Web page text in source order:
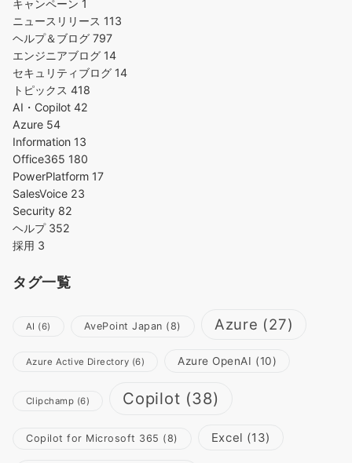
キャンペーン 1
ニュースリリース 113
ヘルプ＆ブログ 797
エンジニアブログ 14
セキュリティブログ 14
トピックス 418
AI・Copilot 42
Azure 54
Information 13
Office365 180
PowerPlatform 17
SalesVoice 23
Security 82
ヘルプ 352
採用 3
タグ一覧
AI (6) AvePoint Japan (8) Azure (27)
Azure Active Directory (6) Azure OpenAI (10)
Clipchamp (6) Copilot (38)
Copilot for Microsoft 365 (8) Excel (13)